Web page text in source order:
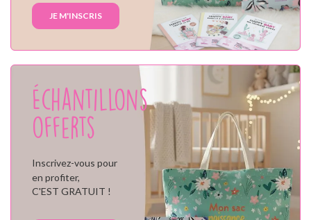
JE M'INSCRIS
Échantillons
offerts
Inscrivez-vous pour
en profiter,
C'EST GRATUIT !